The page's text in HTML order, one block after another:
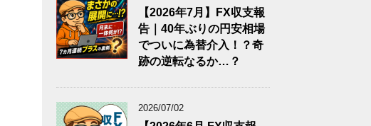
【2026年7月】FX収支報
告｜40年ぶりの円安相場
でついに為替介入！？奇
跡の逆転なるか…？
2026/07/02